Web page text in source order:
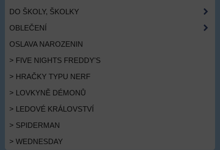
DO ŠKOLY, ŠKOLKY
OBLEČENÍ
OSLAVA NAROZENIN
> FIVE NIGHTS FREDDY'S
> HRAČKY TYPU NERF
> LOVKYNĚ DÉMONŮ
> LEDOVÉ KRÁLOVSTVÍ
> SPIDERMAN
> WEDNESDAY